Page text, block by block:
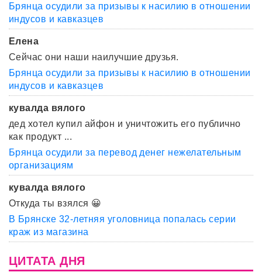
Брянца осудили за призывы к насилию в отношении
индусов и кавказцев
Елена
Сейчас они наши наилучшие друзья.
Брянца осудили за призывы к насилию в отношении
индусов и кавказцев
кувалда вялого
дед хотел купил айфон и уничтожить его публично
как продукт ...
Брянца осудили за перевод денег нежелательным
организациям
кувалда вялого
Откуда ты взялся 😀
В Брянске 32-летняя уголовница попалась серии
краж из магазина
ЦИТАТА ДНЯ